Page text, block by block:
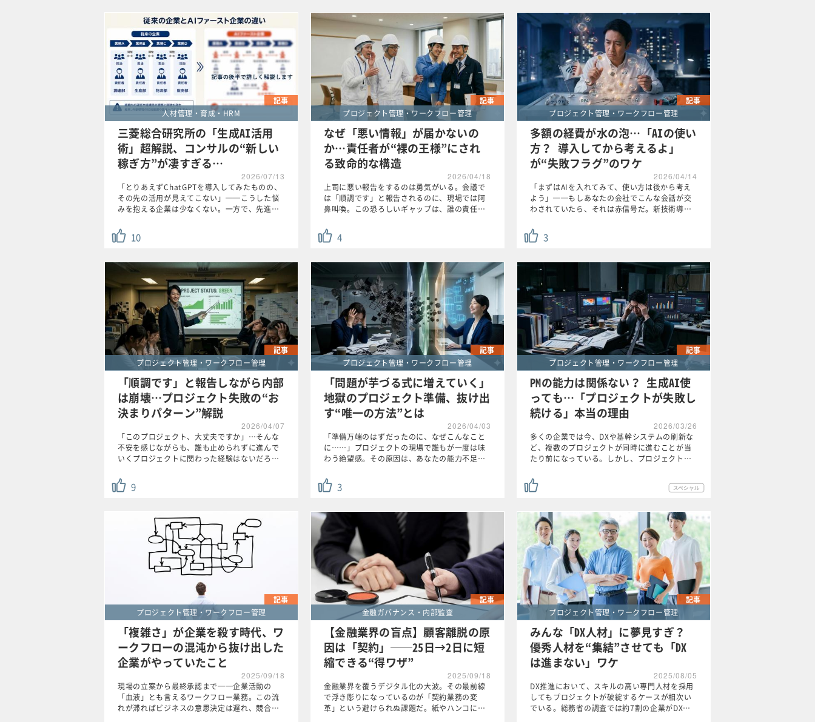
タグ ×
× プロジェクト管理・ワークフロー管理
クリア この条件で検索する
記事
人材管理・育成・HRM
三菱総合研究所の「生成AI活用
術」超解説、コンサルの“新しい
稼ぎ方”が凄すぎる…
2026/07/13
10
「とりあえずChatGPTを導入してみたものの、
その先の活用が見えてこない」──こうした悩
みを抱える企業は少なくない。一方で、先進…
記事
プロジェクト管理・ワークフロー管理
なぜ「悪い情報」が届かないの
か…責任者が“裸の王様”にされ
る致命的な構造
2026/04/18
4
上司に悪い報告をするのは勇気がいる。会議で
は「順調です」と報告されるのに、現場では阿
鼻叫喚。この恐ろしいギャップは、誰の責任…
記事
プロジェクト管理・ワークフロー管理
多額の経費が水の泡…「AIの使い
方？ 導入してから考えるよ」
が“失敗フラグ”のワケ
2026/04/14
3
「まずはAIを入れてみて、使い方は後から考え
よう」──もしあなたの会社でこんな会話が交
わされていたら、それは赤信号だ。新技術導…
記事
プロジェクト管理・ワークフロー管理
「順調です」と報告しながら内部
は崩壊…プロジェクト失敗の“お
決まりパターン”解説
2026/04/07
9
「このプロジェクト、大丈夫ですか」…そんな
不安を感じながらも、誰も止められずに進んで
いくプロジェクトに関わった経験はないだろ…
記事
プロジェクト管理・ワークフロー管理
「問題が芋づる式に増えていく」
地獄のプロジェクト準備、抜け出
す“唯一の方法”とは
2026/04/03
3
「準備万端のはずだったのに、なぜこんなこと
に……」プロジェクトの現場で誰もが一度は味
わう絶望感。その原因は、あなたの能力不足…
記事
プロジェクト管理・ワークフロー管理
PMの能力は関係ない？ 生成AI使
っても…「プロジェクトが失敗し
続ける」本当の理由
2026/03/26
多くの企業では今、DXや基幹システムの刷新な
ど、複数のプロジェクトが同時に進むことが当
たり前になっている。しかし、プロジェクト…
記事
プロジェクト管理・ワークフロー管理
「複雑さ」が企業を殺す時代、ワ
ークフローの混沌から抜け出した
企業がやっていたこと
2025/09/18
現場の立案から最終承認まで──企業活動の
「血液」とも言えるワークフロー業務。この流
れが滞ればビジネスの意思決定は遅れ、競合…
記事
金融ガバナンス・内部監査
【金融業界の盲点】顧客離脱の原
因は「契約」──25日→2日に短
縮できる“得ワザ”
2025/09/18
金融業界を覆うデジタル化の大波。その最前線
で浮き彫りになっているのが「契約業務の変
革」という避けられぬ課題だ。紙やハンコに…
記事
プロジェクト管理・ワークフロー管理
みんな「DX人材」に夢見すぎ？
優秀人材を“集結”させても「DX
は進まない」ワケ
2025/08/05
DX推進において、スキルの高い専門人材を採用
してもプロジェクトが破綻するケースが相次い
でいる。総務省の調査では約7割の企業がDX…